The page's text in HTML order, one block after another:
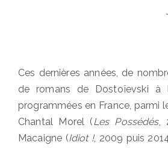
Ces dernières années, de
de romans de Dostoïevski
programmées en France, parmi
Chantal Morel (Les Possédés,
Macaigne (Idiot !, 2009 puis